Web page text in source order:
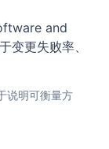
and
变更失败率、
说明可衡量方